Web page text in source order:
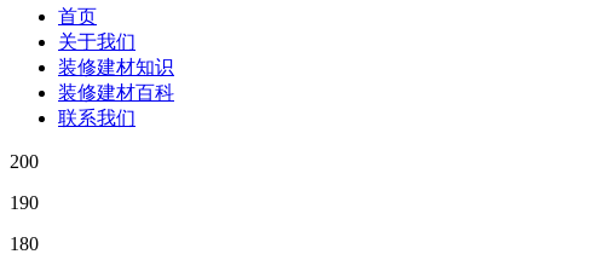
首页
关于我们
装修建材知识
装修建材百科
联系我们
200
190
180